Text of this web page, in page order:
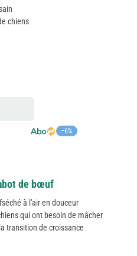
chiens
−6%
de bœuf
à l'air en douceur
qui ont besoin de mâcher
transition de croissance